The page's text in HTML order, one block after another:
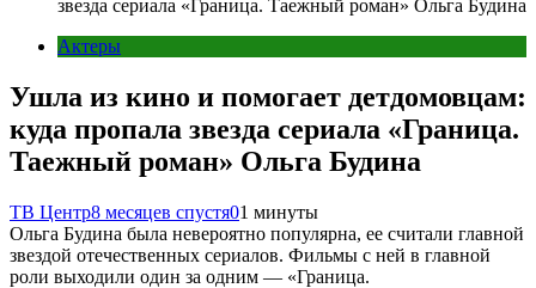
звезда сериала «Граница. Таежный роман» Ольга Будина
Актеры
Ушла из кино и помогает детдомовцам:
куда пропала звезда сериала «Граница.
Таежный роман» Ольга Будина
ТВ Центр8 месяцев спустя01 минуты
Ольга Будина была невероятно популярна, ее считали главной
звездой отечественных сериалов. Фильмы с ней в главной
роли выходили один за одним — «Граница.